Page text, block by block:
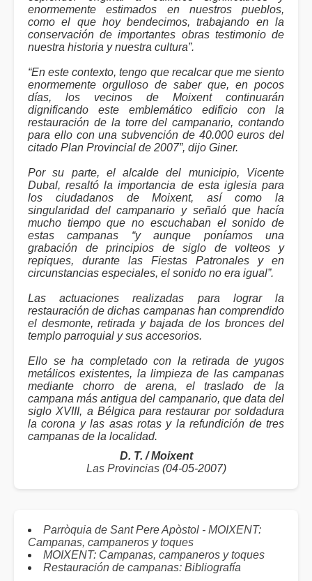
enormemente estimados en nuestros pueblos,
como el que hoy bendecimos, trabajando en la
conservación de importantes obras testimonio de
nuestra historia y nuestra cultura”.
“En este contexto, tengo que recalcar que me siento
enormemente orgulloso de saber que, en pocos
días, los vecinos de Moixent continuarán
dignificando este emblemático edificio con la
restauración de la torre del campanario, contando
para ello con una subvención de 40.000 euros del
citado Plan Provincial de 2007”, dijo Giner.
Por su parte, el alcalde del municipio, Vicente
Dubal, resaltó la importancia de esta iglesia para
los ciudadanos de Moixent, así como la
singularidad del campanario y señaló que hacía
mucho tiempo que no escuchaban el sonido de
estas campanas “y aunque poníamos una
grabación de principios de siglo de volteos y
repiques, durante las Fiestas Patronales y en
circunstancias especiales, el sonido no era igual”.
Las actuaciones realizadas para lograr la
restauración de dichas campanas han comprendido
el desmonte, retirada y bajada de los bronces del
templo parroquial y sus accesorios.
Ello se ha completado con la retirada de yugos
metálicos existentes, la limpieza de las campanas
mediante chorro de arena, el traslado de la
campana más antigua del campanario, que data del
siglo XVIII, a Bélgica para restaurar por soldadura
la corona y las asas rotas y la refundición de tres
campanas de la localidad.
D. T. / Moixent
Las Provincias(04-05-2007)
Parròquia de Sant Pere Apòstol - MOIXENT:
Campanas, campaneros y toques
MOIXENT: Campanas, campaneros y toques
Restauración de campanas: Bibliografía